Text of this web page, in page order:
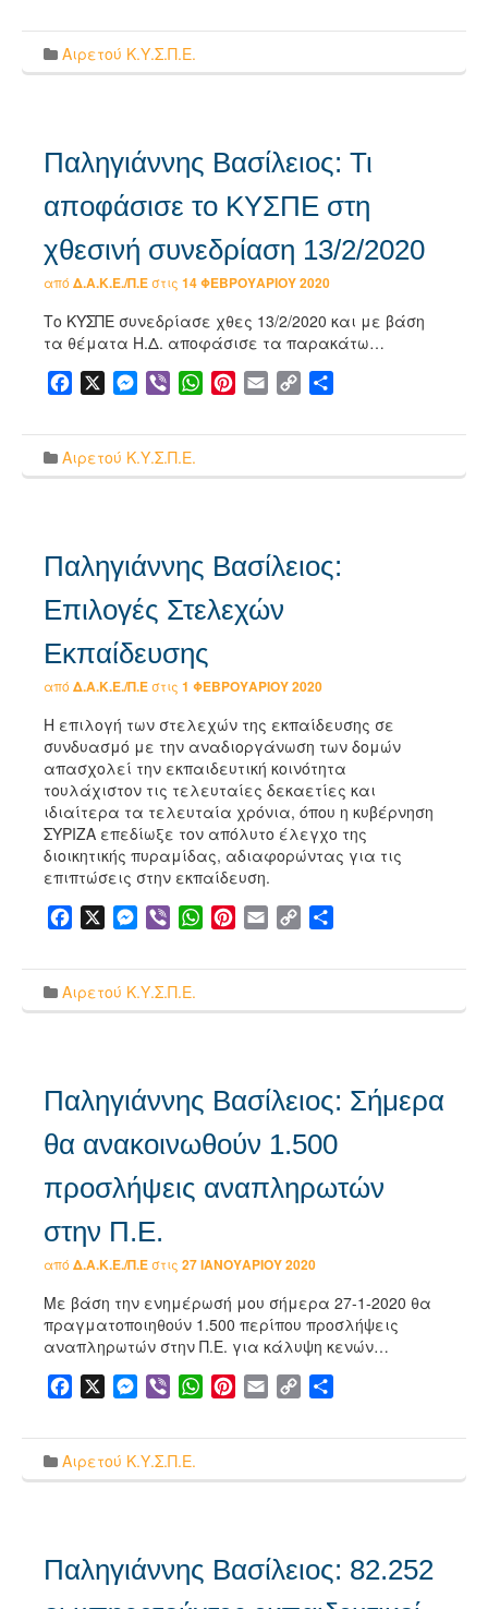
Αιρετού Κ.Υ.Σ.Π.Ε.
Παληγιάννης Βασίλειος: Τι
αποφάσισε το ΚΥΣΠΕ στη
χθεσινή συνεδρίαση 13/2/2020
από Δ.Α.Κ.Ε./Π.Εστις 14 ΦΕΒΡΟΥΑΡΊΟΥ 2020
Το ΚΥΣΠΕ συνεδρίασε χθες 13/2/2020 και με βάση
τα θέματα Η.Δ. αποφάσισε τα παρακάτω…
Facebook Messenger
Viber WhatsApp
Pinterest
Email Copy
Αιρετού Κ.Υ.Σ.Π.Ε.
Παληγιάννης Βασίλειος:
Επιλογές Στελεχών
Εκπαίδευσης
από Δ.Α.Κ.Ε./Π.Εστις 1 ΦΕΒΡΟΥΑΡΊΟΥ 2020
Η επιλογή των στελεχών της εκπαίδευσης σε
συνδυασμό με την αναδιοργάνωση των δομών
απασχολεί την εκπαιδευτική κοινότητα
τουλάχιστον τις τελευταίες δεκαετίες και
ιδιαίτερα τα τελευταία χρόνια, όπου η κυβέρνηση
ΣΥΡΙΖΑ επεδίωξε τον απόλυτο έλεγχο της
διοικητικής πυραμίδας, αδιαφορώντας για τις
επιπτώσεις στην εκπαίδευση.
Facebook Messenger
Viber WhatsApp
Pinterest
Email Copy
Αιρετού Κ.Υ.Σ.Π.Ε.
Παληγιάννης Βασίλειος: Σήμερα
θα ανακοινωθούν 1.500
προσλήψεις αναπληρωτών
στην Π.Ε.
από Δ.Α.Κ.Ε./Π.Εστις 27 ΙΑΝΟΥΑΡΊΟΥ 2020
Με βάση την ενημέρωσή μου σήμερα 27-1-2020 θα
πραγματοποιηθούν 1.500 περίπου προσλήψεις
αναπληρωτών στην Π.Ε. για κάλυψη κενών…
Facebook Messenger
Viber WhatsApp
Pinterest
Email Copy
Αιρετού Κ.Υ.Σ.Π.Ε.
Παληγιάννης Βασίλειος: 82.252